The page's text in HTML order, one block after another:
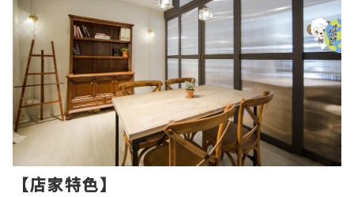
【店家特色】